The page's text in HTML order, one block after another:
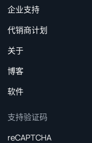
企业支持
代销商计划
关于
博客
软件
支持验证码
reCAPTCHA